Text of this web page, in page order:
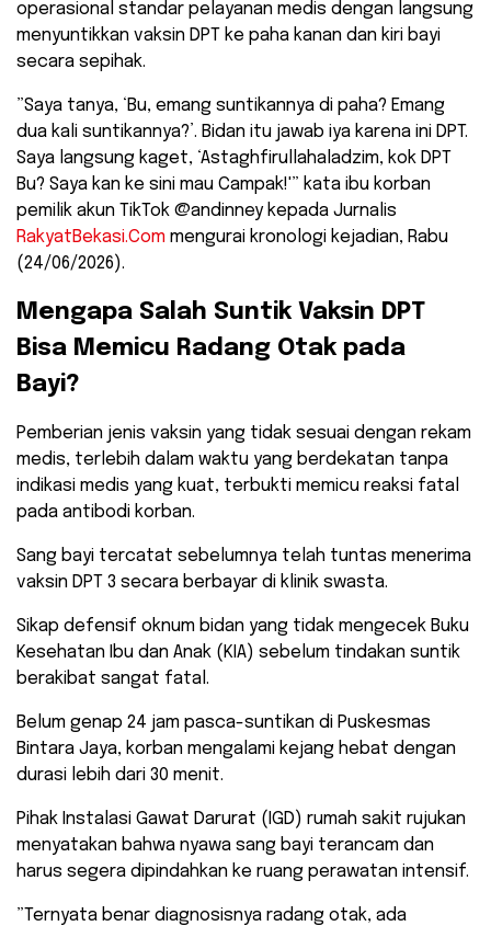
operasional standar pelayanan medis dengan langsung
menyuntikkan vaksin DPT ke paha kanan dan kiri bayi
secara sepihak.
​”Saya tanya, ‘Bu, emang suntikannya di paha? Emang
dua kali suntikannya?’. Bidan itu jawab iya karena ini DPT.
Saya langsung kaget, ‘Astaghfirullahaladzim, kok DPT
Bu? Saya kan ke sini mau Campak!'” kata ibu korban
pemilik akun TikTok @andinney kepada Jurnalis
RakyatBekasi.Com mengurai kronologi kejadian, Rabu
(24/06/2026).
​Mengapa Salah Suntik Vaksin DPT
Bisa Memicu Radang Otak pada
Bayi?
​Pemberian jenis vaksin yang tidak sesuai dengan rekam
medis, terlebih dalam waktu yang berdekatan tanpa
indikasi medis yang kuat, terbukti memicu reaksi fatal
pada antibodi korban.
Sang bayi tercatat sebelumnya telah tuntas menerima
vaksin DPT 3 secara berbayar di klinik swasta.
Sikap defensif oknum bidan yang tidak mengecek Buku
Kesehatan Ibu dan Anak (KIA) sebelum tindakan suntik
berakibat sangat fatal.
​Belum genap 24 jam pasca-suntikan di Puskesmas
Bintara Jaya, korban mengalami kejang hebat dengan
durasi lebih dari 30 menit.
Pihak Instalasi Gawat Darurat (IGD) rumah sakit rujukan
menyatakan bahwa nyawa sang bayi terancam dan
harus segera dipindahkan ke ruang perawatan intensif.
​”Ternyata benar diagnosisnya radang otak, ada